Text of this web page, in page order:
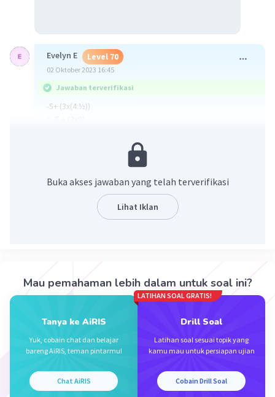
Evelyn E Level 70
02 Oktober 2023 16:45
Jawaban terverifikasi
-5+ (3x(4:½))
Iklan
Buka akses jawaban yang telah terverifikasi
Lihat Iklan
Mau pemahaman lebih dalam untuk soal ini?
Tanya ke AiRIS
Yuk, cobain chat dan belajar
bareng AiRIS, teman pintarmu!
Chat AiRIS
LATIHAN SOAL GRATIS!
Drill Soal
Latihan soal sesuai topik yang
kamu mau untuk persiapan ujian
Cobain Drill Soal